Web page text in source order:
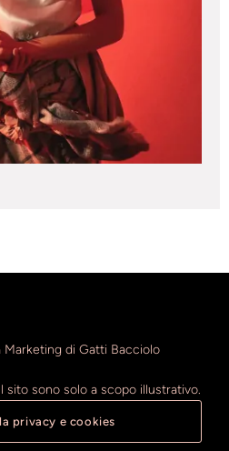
di Gatti Bacciolo
sono solo a scopo illustrativo.
privacy e cookies